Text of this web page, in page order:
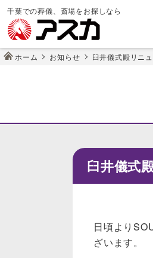
千葉での葬儀、斎場をお探しなら
ホーム お知らせ 臼井儀式殿リニ
臼井儀式
日頃より
ざいます。